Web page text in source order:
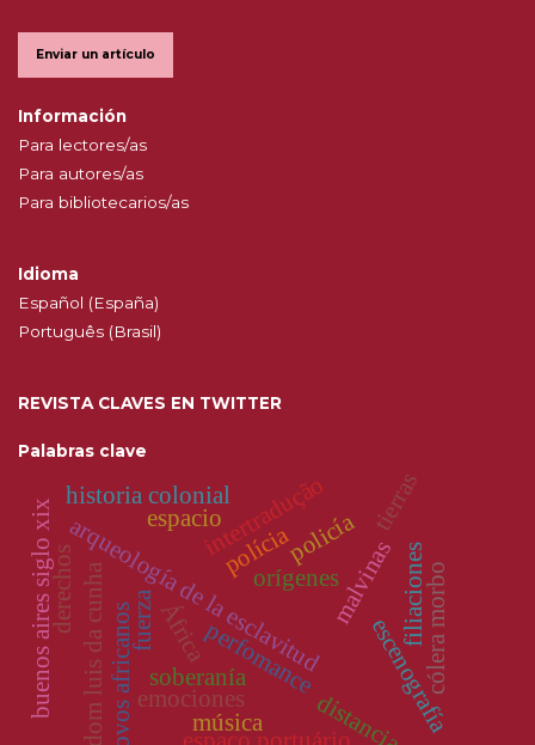
Enviar un artículo
Información
Para lectores/as
Para autores/as
Para bibliotecarios/as
Idioma
Español (España)
Português (Brasil)
REVISTA CLAVES EN TWITTER
Palabras clave
arqueología de la esclavitud
dom luis da cunha soberanía
orígenesmalvinas
intertradução
povos africanos África
fuerza
emociones escenografía
perfomance
espacio
historia colonial
distancia
derechos filiaciones
policía
buenos aires siglo xix
música
polícia
cólera morbo
tierras